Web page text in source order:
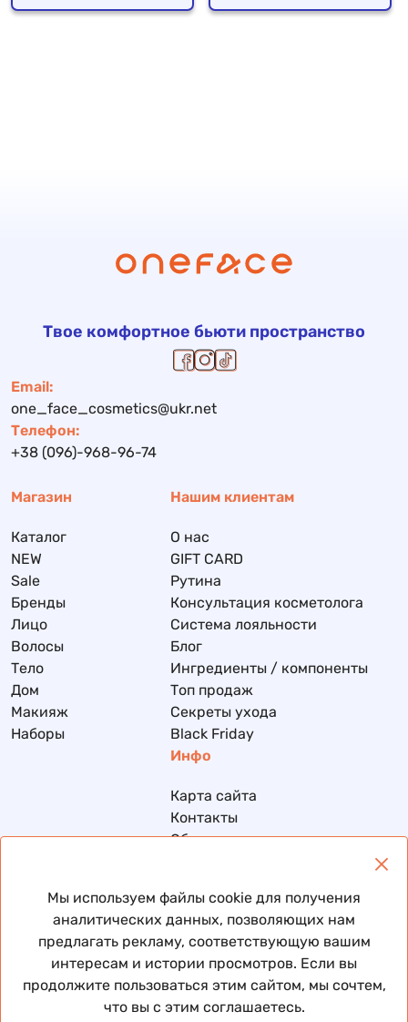
Твое комфортное бьюти пространство
Email:
one_face_cosmetics@ukr.net
Телефон:
+38 (096)-968-96-74
Магазин
Каталог
NEW
Sale
Бренды
Лицо
Волосы
Тело
Дом
Макияж
Наборы
Нашим клиентам
О нас
GIFT CARD
Рутина
Консультация косметолога
Система лояльности
Блог
Ингредиенты / компоненты
Топ продаж
Секреты ухода
Black Friday
Инфо
Карта сайта
Контакты
Обмен и возврат
Договор публичной оферты
© 2026 Все права защищены
Мы используем файлы cookie для получения
аналитических данных, позволяющих нам
предлагать рекламу, соответствующую вашим
интересам и истории просмотров. Если вы
продолжите пользоваться этим сайтом, мы сочтем,
что вы с этим соглашаетесь.